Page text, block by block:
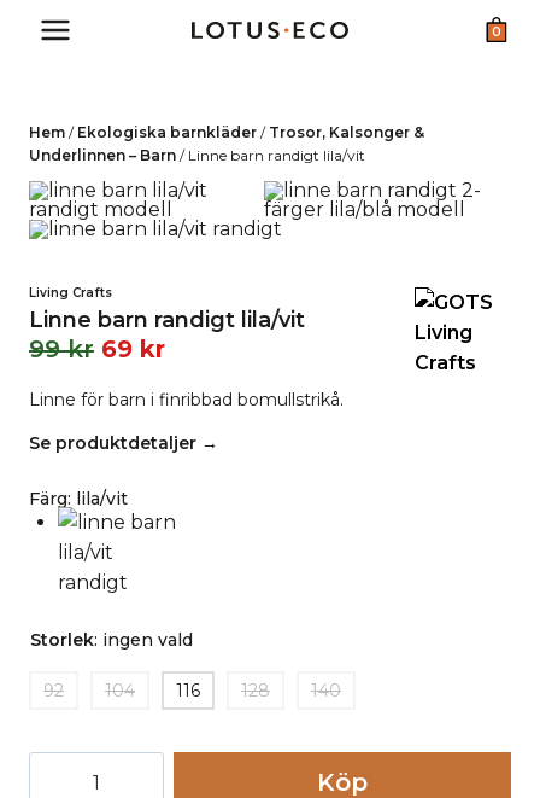
0
Hem / Ekologiska barnkläder / Trosor, Kalsonger &
Underlinnen – Barn / Linne barn randigt lila/vit
Living Crafts
Linne barn randigt lila/vit
99kr 69 kr
Linne för barn i finribbad bomullstrikå.
Se produktdetaljer →
Färg: lila/vit
Storlek: ingen vald
92 104 116 128 140
Köp